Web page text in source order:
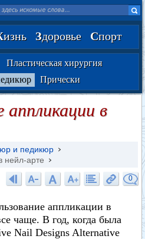
изнь Здоровье Спорт
Пластическая хирургия
Прически
аппликации в
и педикюр
нейл-арте
0
аппликации в
чаще. В год, когда была
Nail Designs Alternative